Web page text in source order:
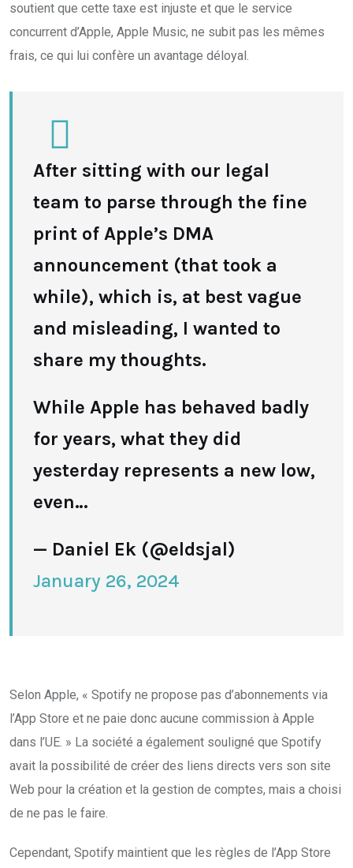
soutient que cette taxe est injuste et que le service
concurrent d’Apple, Apple Music, ne subit pas les mêmes
frais, ce qui lui confère un avantage déloyal.
After sitting with our legal
team to parse through the fine
print of Apple’s DMA
announcement (that took a
while), which is, at best vague
and misleading, I wanted to
share my thoughts.
While Apple has behaved badly
for years, what they did
yesterday represents a new low,
even…
— Daniel Ek (@eldsjal)
January 26, 2024
Selon Apple, « Spotify ne propose pas d’abonnements via
l’App Store et ne paie donc aucune commission à Apple
dans l’UE. » La société a également souligné que Spotify
avait la possibilité de créer des liens directs vers son site
Web pour la création et la gestion de comptes, mais a choisi
de ne pas le faire.
Cependant, Spotify maintient que les règles de l’App Store